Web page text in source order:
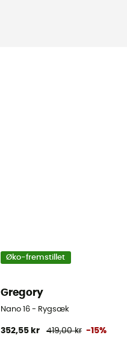
Øko-fremstillet
Gregory
Nano 16 - Rygsæk
352,55 kr 419,00 kr -15%